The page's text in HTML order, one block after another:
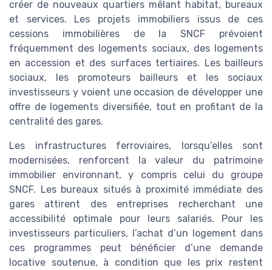
créer de nouveaux quartiers mêlant habitat, bureaux
et services. Les projets immobiliers issus de ces
cessions immobilières de la SNCF prévoient
fréquemment des logements sociaux, des logements
en accession et des surfaces tertiaires. Les bailleurs
sociaux, les promoteurs bailleurs et les sociaux
investisseurs y voient une occasion de développer une
offre de logements diversifiée, tout en profitant de la
centralité des gares.
Les infrastructures ferroviaires, lorsqu’elles sont
modernisées, renforcent la valeur du patrimoine
immobilier environnant, y compris celui du groupe
SNCF. Les bureaux situés à proximité immédiate des
gares attirent des entreprises recherchant une
accessibilité optimale pour leurs salariés. Pour les
investisseurs particuliers, l’achat d’un logement dans
ces programmes peut bénéficier d’une demande
locative soutenue, à condition que les prix restent